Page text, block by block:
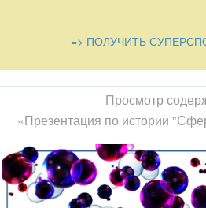
=> ПОЛУЧИТЬ
Просмотр
«Презентация по истории